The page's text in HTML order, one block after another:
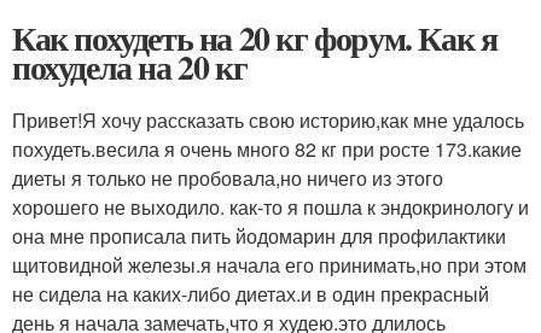
Как похудеть на 20 кг форум. Как я
похудела на 20 кг
Привет!Я хочу рассказать свою историю,как мне удалось
похудеть.весила я очень много 82 кг при росте 173.какие
диеты я только не пробовала,но ничего из этого
хорошего не выходило. как-то я пошла к эндокринологу и
она мне прописала пить йодомарин для профилактики
щитовидной железы.я начала его принимать,но при этом
не сидела на каких-либо диетах.и в один прекрасный
день я начала замечать,что я худею.это длилось